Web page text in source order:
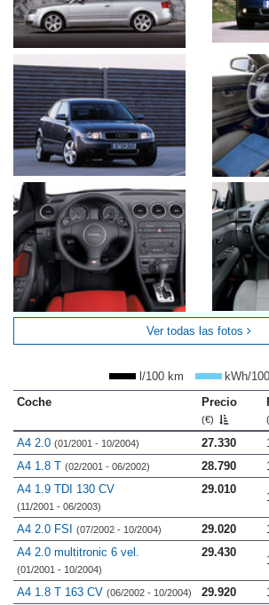
Ver todas las fotos
l/100 km kWh/
Coche
Precio
(€)
A4 2.0 (01/2001 - 10/2004) 27.330
A4 1.8 T (02/2001 - 06/2002) 28.790
A4 1.9 TDI 130 CV
(11/2001 - 06/2003)
29.010
A4 2.0 FSI (07/2002 - 10/2004) 29.020
A4 2.0 multitronic 6 vel.
(01/2001 - 10/2004)
29.430
A4 1.8 T 163 CV (06/2002 - 10/2004) 29.920